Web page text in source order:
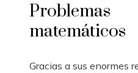
Problemas
matemáticos
Gracias a sus enormes